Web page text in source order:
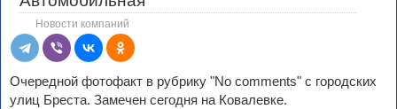
Новости компаний
Очередной фотофакт в рубрику "No comments" с городских
улиц Бреста. Замечен сегодня на Ковалевке.